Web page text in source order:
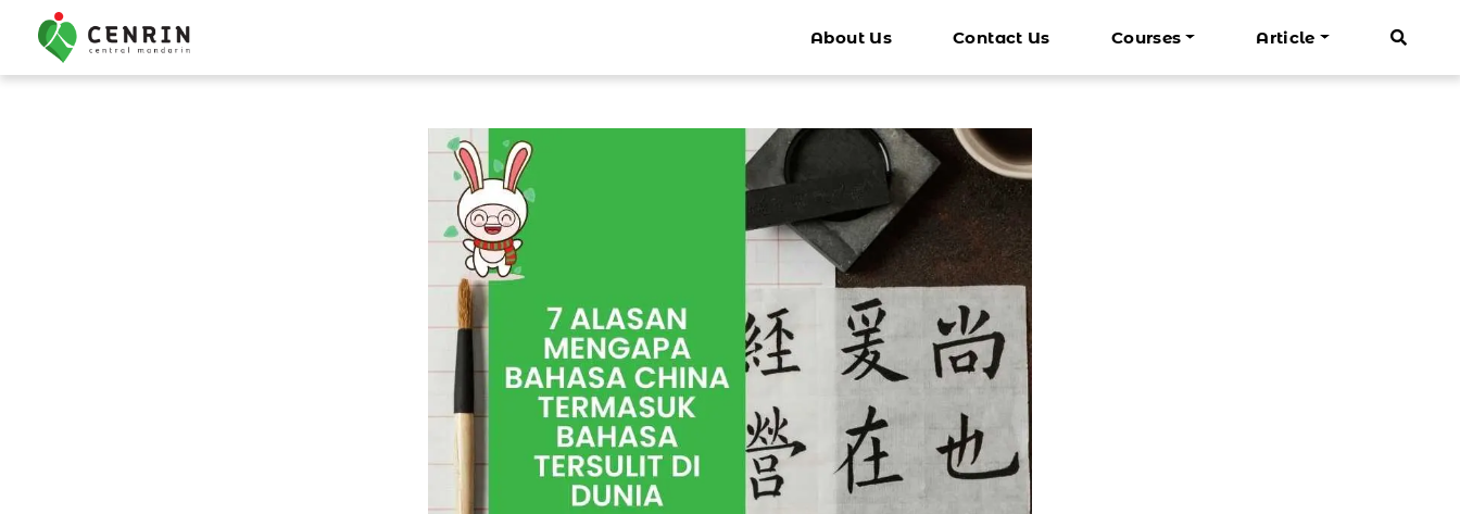
About Us Contact Us Courses
Kursus Mandarin Anak - Anak
Bimbel Mandarin Anak
Kursus Mandarin Remaja
Bimbel Mandarin Remaja
Percakapan Mandarin Sehari-hari
Kursus Mandarin Dewasa
Kursus Mandarin Bisnis Basic
Percakapan Basic
Persiapan Liburan
Article
Info Cenrin
Belajar Mandarin Dasar